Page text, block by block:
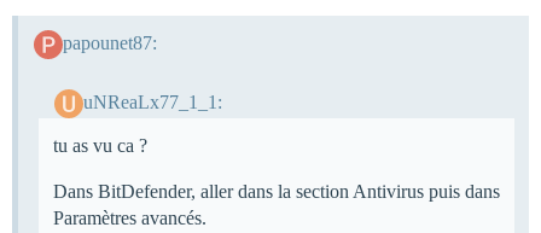
papounet87:
uNReaLx77_1_1:
tu as vu ca ?
Dans BitDefender, aller dans la section Antivirus puis dans
Paramètres avancés.